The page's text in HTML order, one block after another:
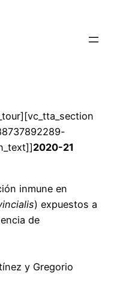
2020-21
inmune en
) expuestos a
de
y Gregorio